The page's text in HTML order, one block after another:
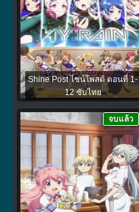
Shine Post ไชน์โพสต์ ตอนที่ 1-
12 ซับไทย
จบแล้ว